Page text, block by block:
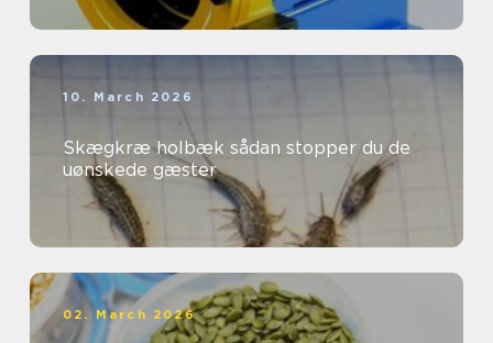
10. March 2026
Skægkræ holbæk sådan stopper du de
uønskede gæster
02. March 2026